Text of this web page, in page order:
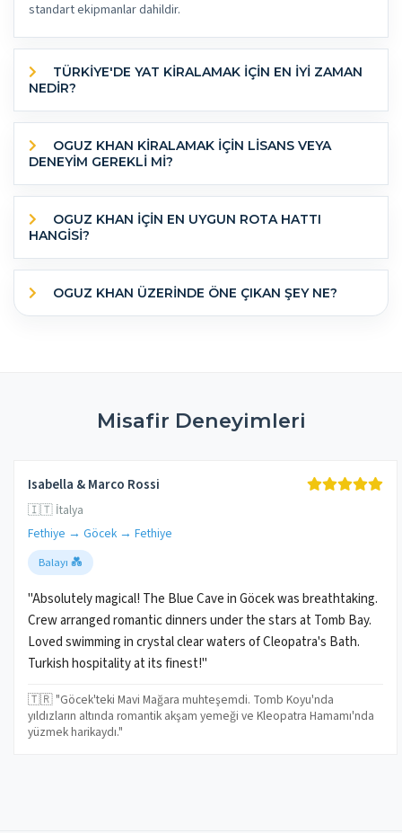
standart ekipmanlar dahildir.
NEDİR?
DENEYİM GEREKLİ Mİ?
HANGISI?
OGUZ KHAN ÜZERINDE ÖNE ÇIKAN ŞEY NE?
Misafir Deneyimleri
Isabella & Marco Rossi
🇮🇹 İtalya
Fethiye → Göcek → Fethiye
Balayı 💑
"Absolutely magical! The Blue Cave in Göcek was breathtaking.
Crew arranged romantic dinners under the stars at Tomb Bay.
Loved swimming in crystal clear waters of Cleopatra's Bath.
Turkish hospitality at its finest!"
🇹🇷 "Göcek'teki Mavi Mağara muhteşemdi. Tomb Koyu'nda
yıldızların altında romantik akşam yemeği ve Kleopatra Hamamı'nda
yüzmek harikaydı."